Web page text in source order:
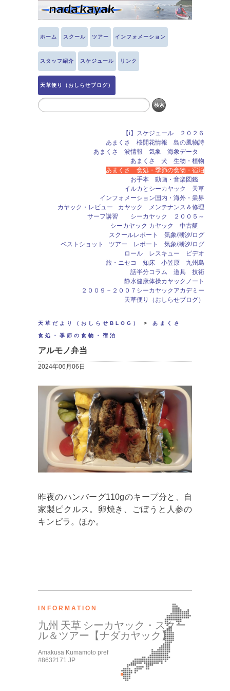
ホーム スクール ツアー インフォメーション
スタッフ紹介 スケジュール リンク
天草便り（おしらせブログ）
天草だより（おしらせBLOG） > あまくさ
食処・季節の食物・宿泊
アルモノ弁当
2024年06月06日
昨夜のハンバーグ110gのキープ分と、自
家製ピクルス。卵焼き、ごぼうと人参の
キンピラ。ほか。
【i】スケジュール ２０２６
あまくさ 桜開花情報 島の風物詩
あまくさ 波情報 気象 海象データ
あまくさ 犬 生物・植物
あまくさ 食処・季節の食物・宿泊
お手本 動画・音楽図鑑
イルカとシーカヤック 天草
インフォメーション国内・海外・業界
カヤック メンテナンス＆修理
カヤック・レビュー
サーフ講習 シーカヤック ２００５～
シーカヤック カヤック 中古艇
スクールレポート 気象/潮汐/ログ
ツアー レポート 気象/潮汐/ログ
ベストショット
ロール レスキュー ビデオ
旅・ニセコ 知床 小笠原 九州島
話半分コラム 道具 技術
静水健康体操カヤックノート
２００９－２００７シーカヤックアカデミー
天草便り（おしらせブログ）
INFORMATION
九州 天草 シーカヤック・スクー
ル＆ツアー【ナダカヤック】
Amakusa Kumamoto pref
#8632171 JP